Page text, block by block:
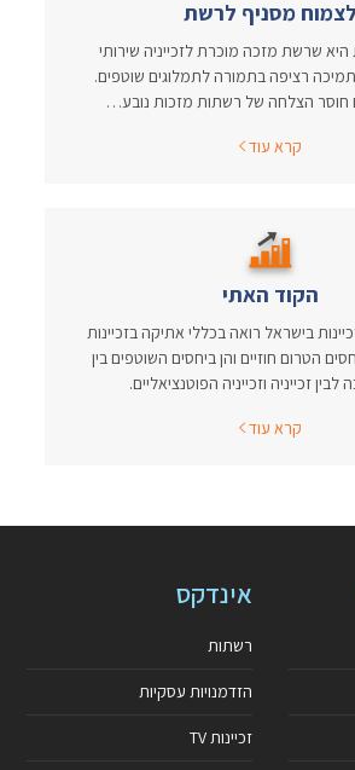
לצמוח מסניף לרשת
היא שרשת מזכה מוכרת לזכייניה שירותי
תמיכה רציפה בתמורה לתמלוגים שוטפים.
חוסר הצלחה של רשתות מזכות נובע…
קרא עוד
הקוד האתי
בישראל רואה בכללי אתיקה בזכיינות
הטרום חוזיים והן ביחסים השוטפים בין
זכייניה וזכייניה הפוטנציאליים.
קרא עוד
אינדקס
רשתות
הזדמנויות עסקיות
זכיינות TV